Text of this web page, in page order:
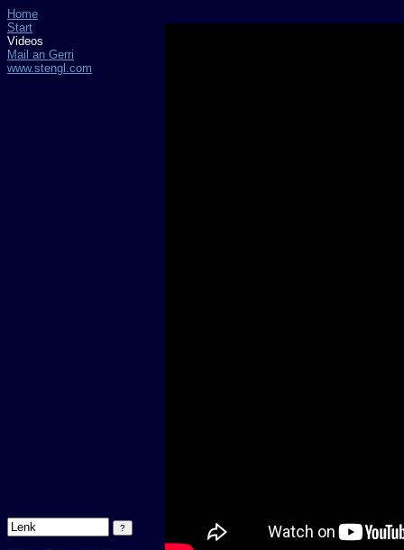
Home
Start
Videos
Mail an Gerri
www.stengl.com